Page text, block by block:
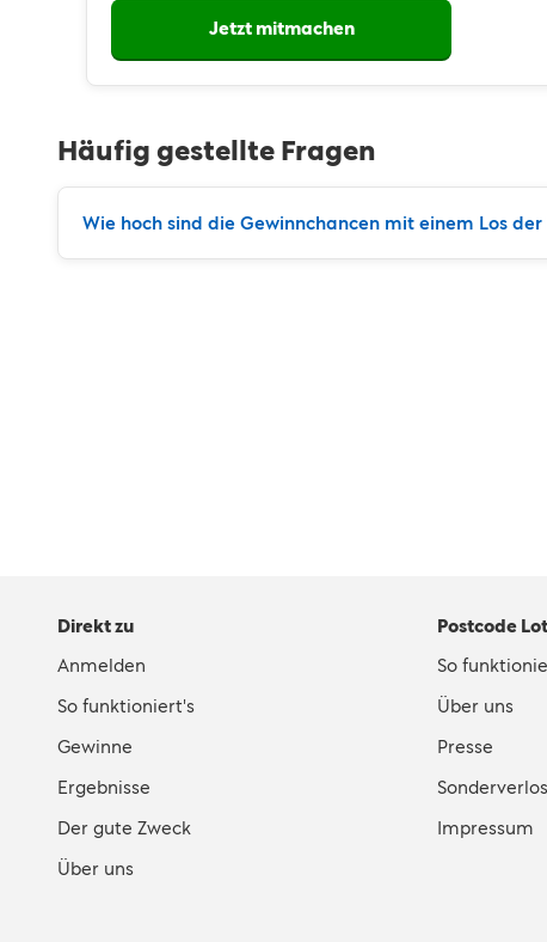
Jetzt mitmachen
Häufig gestellte Fragen
Wie hoch sind die Gewinnchancen mit einem Los
Direkt zu
Anmelden
So funktioniert's
Gewinne
Ergebnisse
Der gute Zweck
Über uns
Postcode
So
Über uns
Presse
Impressum